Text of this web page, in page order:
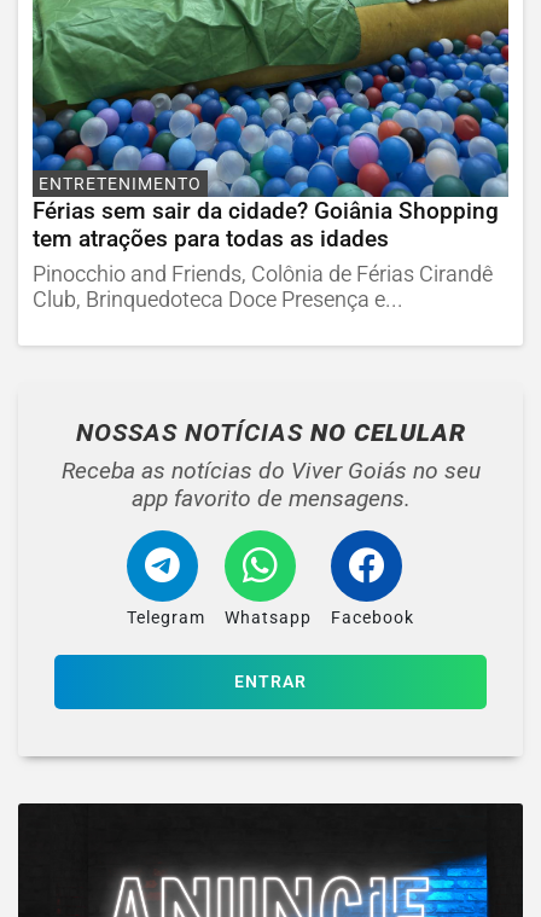
ENTRETENIMENTO
Férias sem sair da cidade? Goiânia Shopping
tem atrações para todas as idades
Pinocchio and Friends, Colônia de Férias Cirandê
Club, Brinquedoteca Doce Presença e...
NOSSAS NOTÍCIAS NO CELULAR
Receba as notícias do Viver Goiás no seu
app favorito de mensagens.
Telegram Whatsapp Facebook
ENTRAR